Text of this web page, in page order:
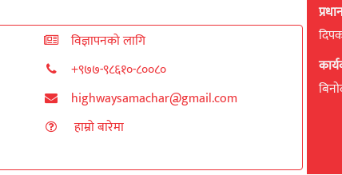
विज्ञापनको लागि
+९७७-९८६१०-८००८०
highwaysamachar@gmail.com
हाम्रो बारेमा